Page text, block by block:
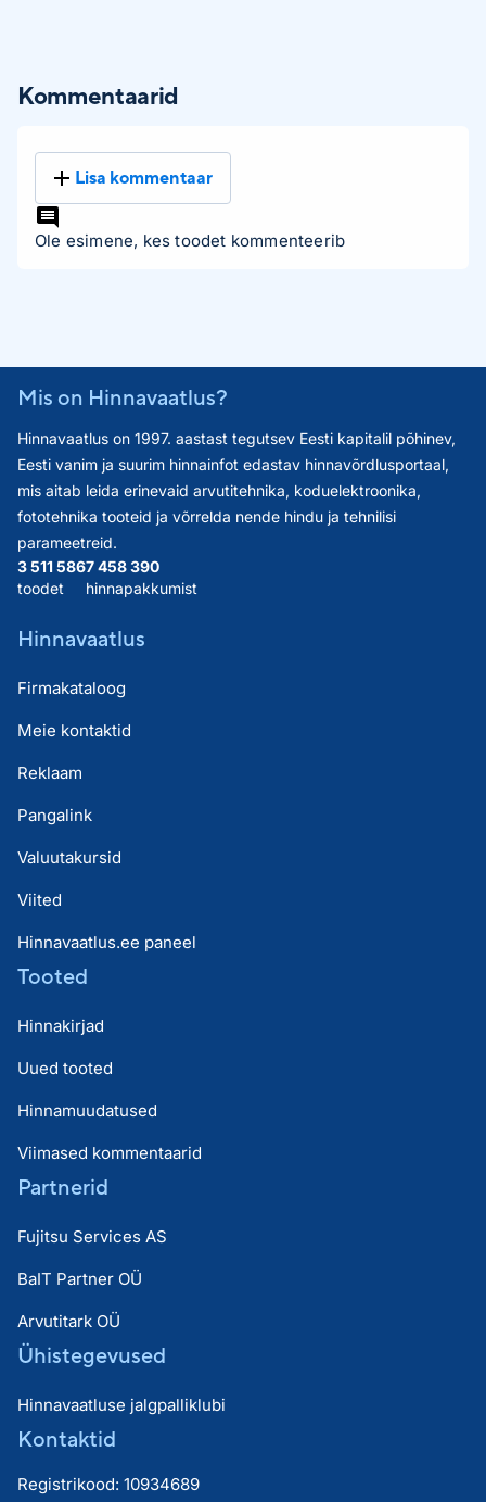
Kommentaarid
Lisa kommentaar
Ole esimene, kes toodet kommenteerib
Mis on Hinnavaatlus?
Hinnavaatlus on 1997. aastast tegutsev Eesti kapitalil põhinev,
Eesti vanim ja suurim hinnainfot edastav hinnavõrdlusportaal,
mis aitab leida erinevaid arvutitehnika, koduelektroonika,
fototehnika tooteid ja võrrelda nende hindu ja tehnilisi
parameetreid.
3 511 586
toodet
7 458 390
hinnapakkumist
Hinnavaatlus
Firmakataloog
Meie kontaktid
Reklaam
Pangalink
Valuutakursid
Viited
Hinnavaatlus.ee paneel
Tooted
Hinnakirjad
Uued tooted
Hinnamuudatused
Viimased kommentaarid
Partnerid
Fujitsu Services AS
BaIT Partner OÜ
Arvutitark OÜ
Ühistegevused
Hinnavaatluse jalgpalliklubi
Kontaktid
Registrikood: 10934689